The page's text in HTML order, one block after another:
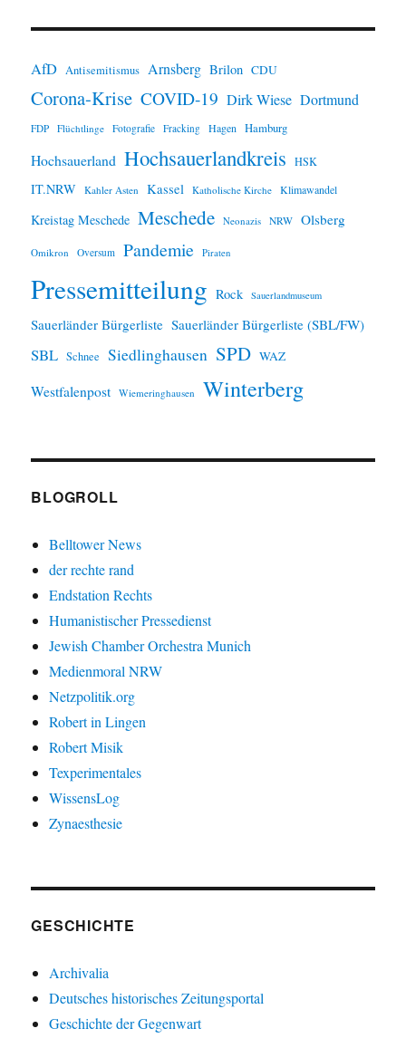
AfD Antisemitismus Arnsberg Brilon CDU
Corona-Krise COVID-19 Dirk Wiese Dortmund
FDP Flüchtlinge Fotografie Fracking Hagen Hamburg
Hochsauerland Hochsauerlandkreis HSK
IT.NRW Kahler Asten Kassel Katholische Kirche Klimawandel
Kreistag Meschede Meschede Neonazis NRW Olsberg
Omikron Oversum Pandemie Piraten
Pressemitteilung Rock Sauerlandmuseum
Sauerländer Bürgerliste Sauerländer Bürgerliste (SBL/FW)
SBL Schnee Siedlinghausen SPD WAZ
Westfalenpost Wiemeringhausen Winterberg
BLOGROLL
Belltower News
der rechte rand
Endstation Rechts
Humanistischer Pressedienst
Jewish Chamber Orchestra Munich
Medienmoral NRW
Netzpolitik.org
Robert in Lingen
Robert Misik
Texperimentales
WissensLog
Zynaesthesie
GESCHICHTE
Archivalia
Deutsches historisches Zeitungsportal
Geschichte der Gegenwart